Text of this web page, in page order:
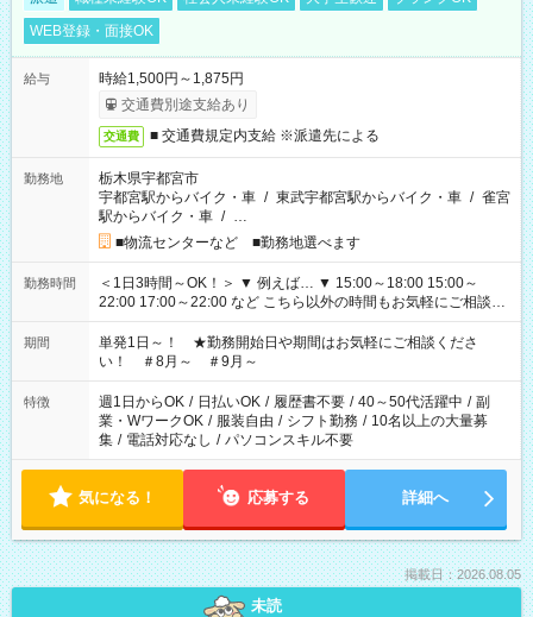
WEB登録・面接OK
給与
時給1,500円～1,875円
交通費別途支給あり
交通費 ■ 交通費規定内支給 ※派遣先による
勤務地
栃木県宇都宮市
宇都宮駅からバイク・車 / 東武宇都宮駅からバイク・車 / 雀宮
駅からバイク・車 / …
■物流センターなど ■勤務地選べます
勤務時間
＜1日3時間～OK！＞ ▼ 例えば… ▼ 15:00～18:00 15:00～
22:00 17:00～22:00 など こちら以外の時間もお気軽にご相談く
ださい！
期間
単発1日～！ ★勤務開始日や期間はお気軽にご相談くださ
い！ ＃8月～ ＃9月～
特徴 週1日からOK / 日払いOK / 履歴書不要 / 40～50代活躍中 / 副
業・WワークOK / 服装自由 / シフト勤務 / 10名以上の大量募
集 / 電話対応なし / パソコンスキル不要
気になる！ 応募する 詳細へ
掲載日：2026.08.05
未読